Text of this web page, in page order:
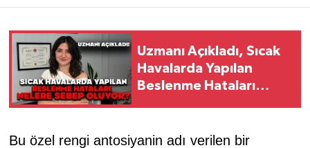
Uzmanı Açıkladı, Sıcak
Havalarda Yapılan
Beslenme Hataları
Bu özel rengi antosiyanin adı verilen bir